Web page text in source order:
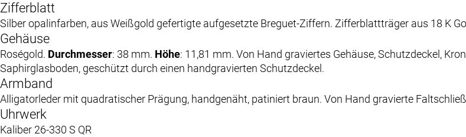
Zifferblatt
Silber opalinfarben, aus Weißgold gefertigte aufgesetzte Breguet-Ziffern. Zifferblattträger aus 18 K
Gehäuse
Roségold. Durchmesser: 38 mm. Höhe: 11,81 mm. Von Hand graviertes Gehäuse, Schutzdeckel,
Saphirglasboden, geschützt durch einen handgravierten Schutzdeckel.
Armband
Alligatorleder mit quadratischer Prägung, handgenäht, patiniert braun. Von Hand gravierte
Uhrwerk
Kaliber 26-330 S QR